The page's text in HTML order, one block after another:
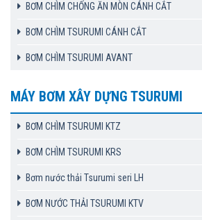
BƠM CHÌM CHỐNG ĂN MÒN CÁNH CẮT
BƠM CHÌM TSURUMI CÁNH CẮT
BƠM CHÌM TSURUMI AVANT
MÁY BƠM XÂY DỰNG TSURUMI
BƠM CHÌM TSURUMI KTZ
BƠM CHÌM TSURUMI KRS
Bơm nước thải Tsurumi seri LH
BƠM NƯỚC THẢI TSURUMI KTV